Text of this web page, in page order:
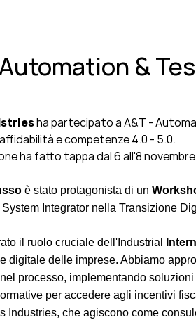
&
ha partecipato a A&T -
e competenze 4.0 - 5.0.
ha fatto tappa dal 6 all'8
è stato protagonista di un
Integrator nella Transizione
il ruolo cruciale dell'Industrial
digitale delle imprese. Abbiamo
processo, implementando
per accedere agli incentivi
Industries, che agiscono come